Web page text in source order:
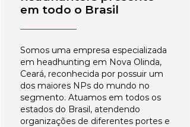
em todo o Brasil
Somos uma empresa especializada
em headhunting em Nova Olinda,
Ceará, reconhecida por possuir um
dos maiores NPs do mundo no
segmento. Atuamos em todos os
estados do Brasil, atendendo
organizações de diferentes portes e